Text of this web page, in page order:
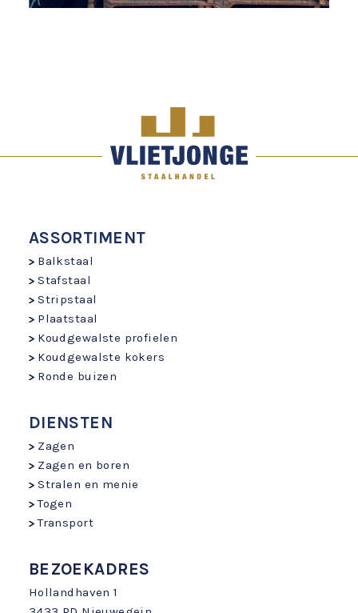
ASSORTIMENT
Balkstaal
Stafstaal
Stripstaal
Plaatstaal
Koudgewalste profielen
Koudgewalste kokers
Ronde buizen
DIENSTEN
Zagen
Zagen en boren
Stralen en menie
Togen
Transport
BEZOEKADRES
Hollandhaven 1